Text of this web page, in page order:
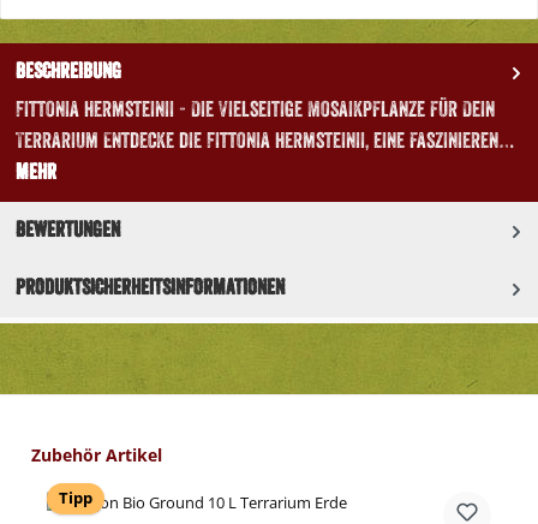
Beschreibung
Fittonia hermsteinii - Die Vielseitige Mosaikpflanze für Dein
Terrarium Entdecke die Fittonia hermsteinii, eine faszinieren…
Mehr
Bewertungen
Produktsicherheitsinformationen
Produktgalerie überspringen
Zubehör Artikel
Tipp